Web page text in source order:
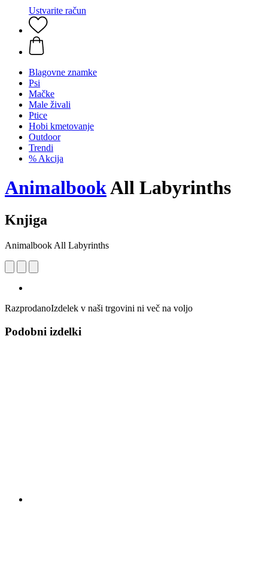
Ustvarite račun
Blagovne znamke
Psi
Mačke
Male živali
Ptice
Hobi kmetovanje
Outdoor
Trendi
% Akcija
AnimalbookAll Labyrinths
Knjiga
Animalbook All Labyrinths
RazprodanoIzdelek v naši trgovini ni več na voljo
Podobni izdelki